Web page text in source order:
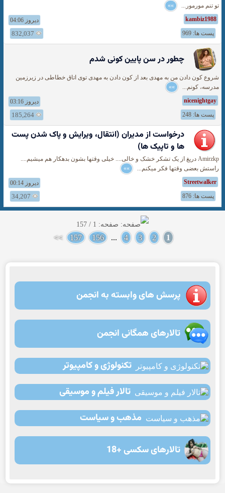
تو تنم مورمور... »»
kambiz1988
دیروز 04:06
پست ها: 969
832,037
چطور در سن پایین کونی شدم
شروع کون دادن من به مهدی بعد از کون دادن به مهدی توی اتاق خطاطی در زیرزمین
مدرسه، کونم... »»
nicenightgay
دیروز 03:16
پست ها: 248
185,264
درخواست از مدیران (انتقال، ویرایش و پاک شدن پست
ها و تاپیک ها)
Amirzkp دریغ از یک تشکر خشک و خالی.... خیلی وقتها بشون بدهکار هم میشیم....
راستش بعضی وقتها فکر میکنم... »»
Streetwalker
دیروز 00:14
پست ها: 876
34,207
صفحه: 1 / 157
1
2
3
4
...
156
157
>>
پرسش های وابسته به انجمن
تالارهای همگانی انجمن
تکنولوژی و کامپیوتر
تالار فیلم و موسیقی
مذهب و سیاست
تالارهای سکسی +18